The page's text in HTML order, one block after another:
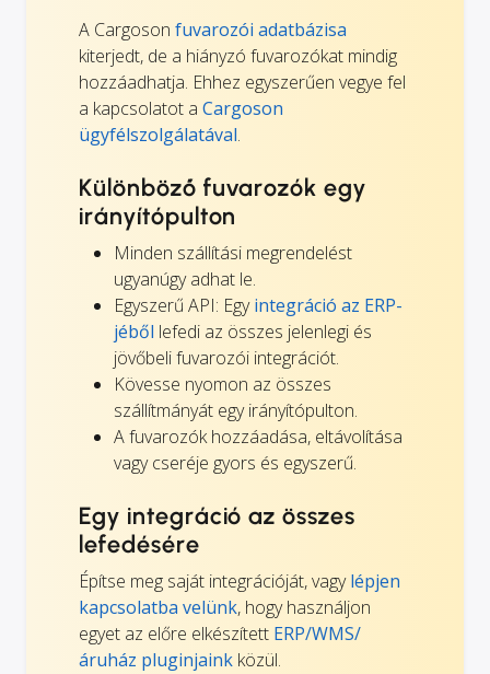
A Cargoson fuvarozói adatbázisa
kiterjedt, de a hiányzó fuvarozókat mindig
hozzáadhatja. Ehhez egyszerűen vegye fel
a kapcsolatot a Cargoson
ügyfélszolgálatával.
Különböző fuvarozók egy
irányítópulton
Minden szállítási megrendelést
ugyanúgy adhat le.
Egyszerű API: Egyintegráció az ERP-
jéből lefedi az összes jelenlegi és
jövőbeli fuvarozói integrációt.
Kövesse nyomon az összes
szállítmányát egy irányítópulton.
A fuvarozók hozzáadása, eltávolítása
vagy cseréje gyors és egyszerű.
Egy integráció az összes
lefedésére
Építse meg saját integrációját, vagylépjen
kapcsolatba velünk, hogy használjon
egyet az előre elkészített ERP/WMS/
áruház pluginjaink közül.